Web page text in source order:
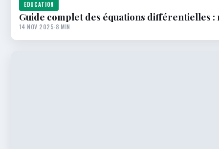
EDUCATION
Guide complet des équations différentielles :
14 NOV 2025·8 MIN